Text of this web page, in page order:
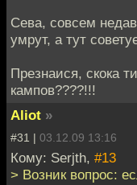
Сева, совсем
умрут, а тут
Презнаися, скока
кампов????!!!
Aliot »
#31 | 03.12.09 13:16
Кому: Serjth, #13
> Возник вопрос: